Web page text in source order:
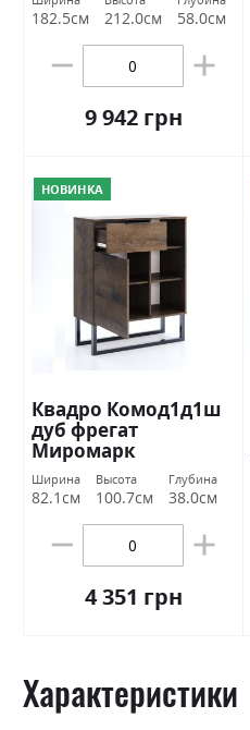
182.5см 212.0см 58.0см
9 942 грн
НОВИНКА
Квадро Комод1д1ш
дуб фрегат
Миромарк
Ширина
82.1см
Высота
100.7см
Глубина
38.0см
4 351 грн
Характеристики